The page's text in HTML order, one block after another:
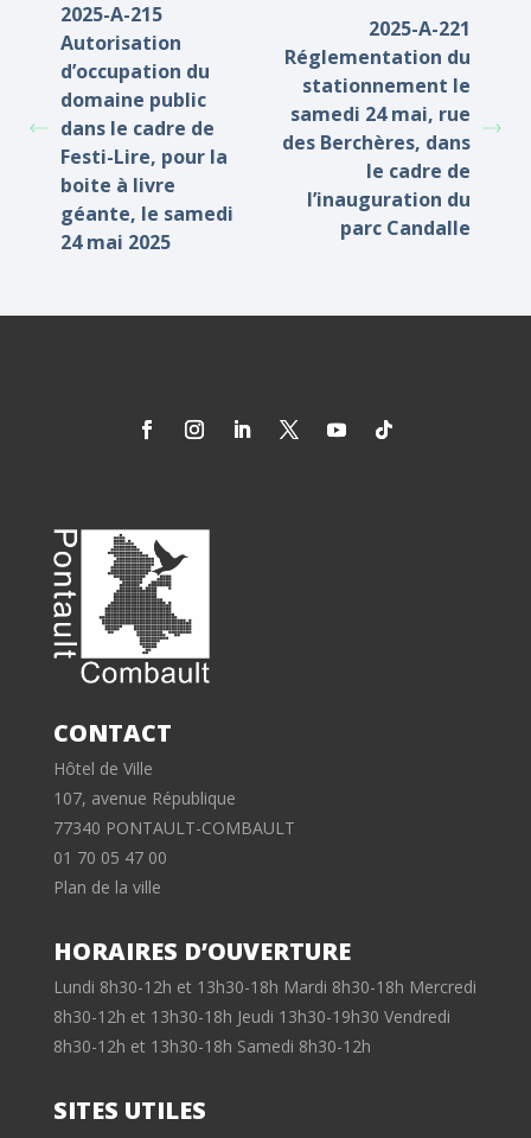
2025-A-215
Autorisation
d’occupation du
domaine public
dans le cadre de
Festi-Lire, pour la
boite à livre
géante, le samedi
24 mai 2025
2025-A-221
Réglementation du
stationnement le
samedi 24 mai, rue
des Berchères, dans
le cadre de
l’inauguration du
parc Candalle
CONTACT
Hôtel de Ville
107, avenue République
77340 PONTAULT-COMBAULT
01 70 05 47 00
Plan de la ville
HORAIRES D’OUVERTURE
Lundi 8h30-12h et 13h30-18h Mardi 8h30-18h Mercredi
8h30-12h et 13h30-18h Jeudi 13h30-19h30 Vendredi
8h30-12h et 13h30-18h Samedi 8h30-12h
SITES UTILES